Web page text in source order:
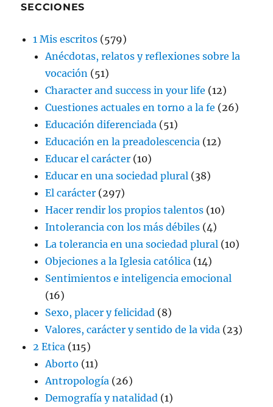
SECCIONES
1 Mis escritos (579)
Anécdotas, relatos y reflexiones sobre la
vocación (51)
Character and success in your life (12)
Cuestiones actuales en torno a la fe (26)
Educación diferenciada (51)
Educación en la preadolescencia (12)
Educar el carácter (10)
Educar en una sociedad plural (38)
El carácter (297)
Hacer rendir los propios talentos (10)
Intolerancia con los más débiles (4)
La tolerancia en una sociedad plural (10)
Objeciones a la Iglesia católica (14)
Sentimientos e inteligencia emocional
(16)
Sexo, placer y felicidad (8)
Valores, carácter y sentido de la vida (23)
2 Etica (115)
Aborto (11)
Antropología (26)
Demografía y natalidad (1)